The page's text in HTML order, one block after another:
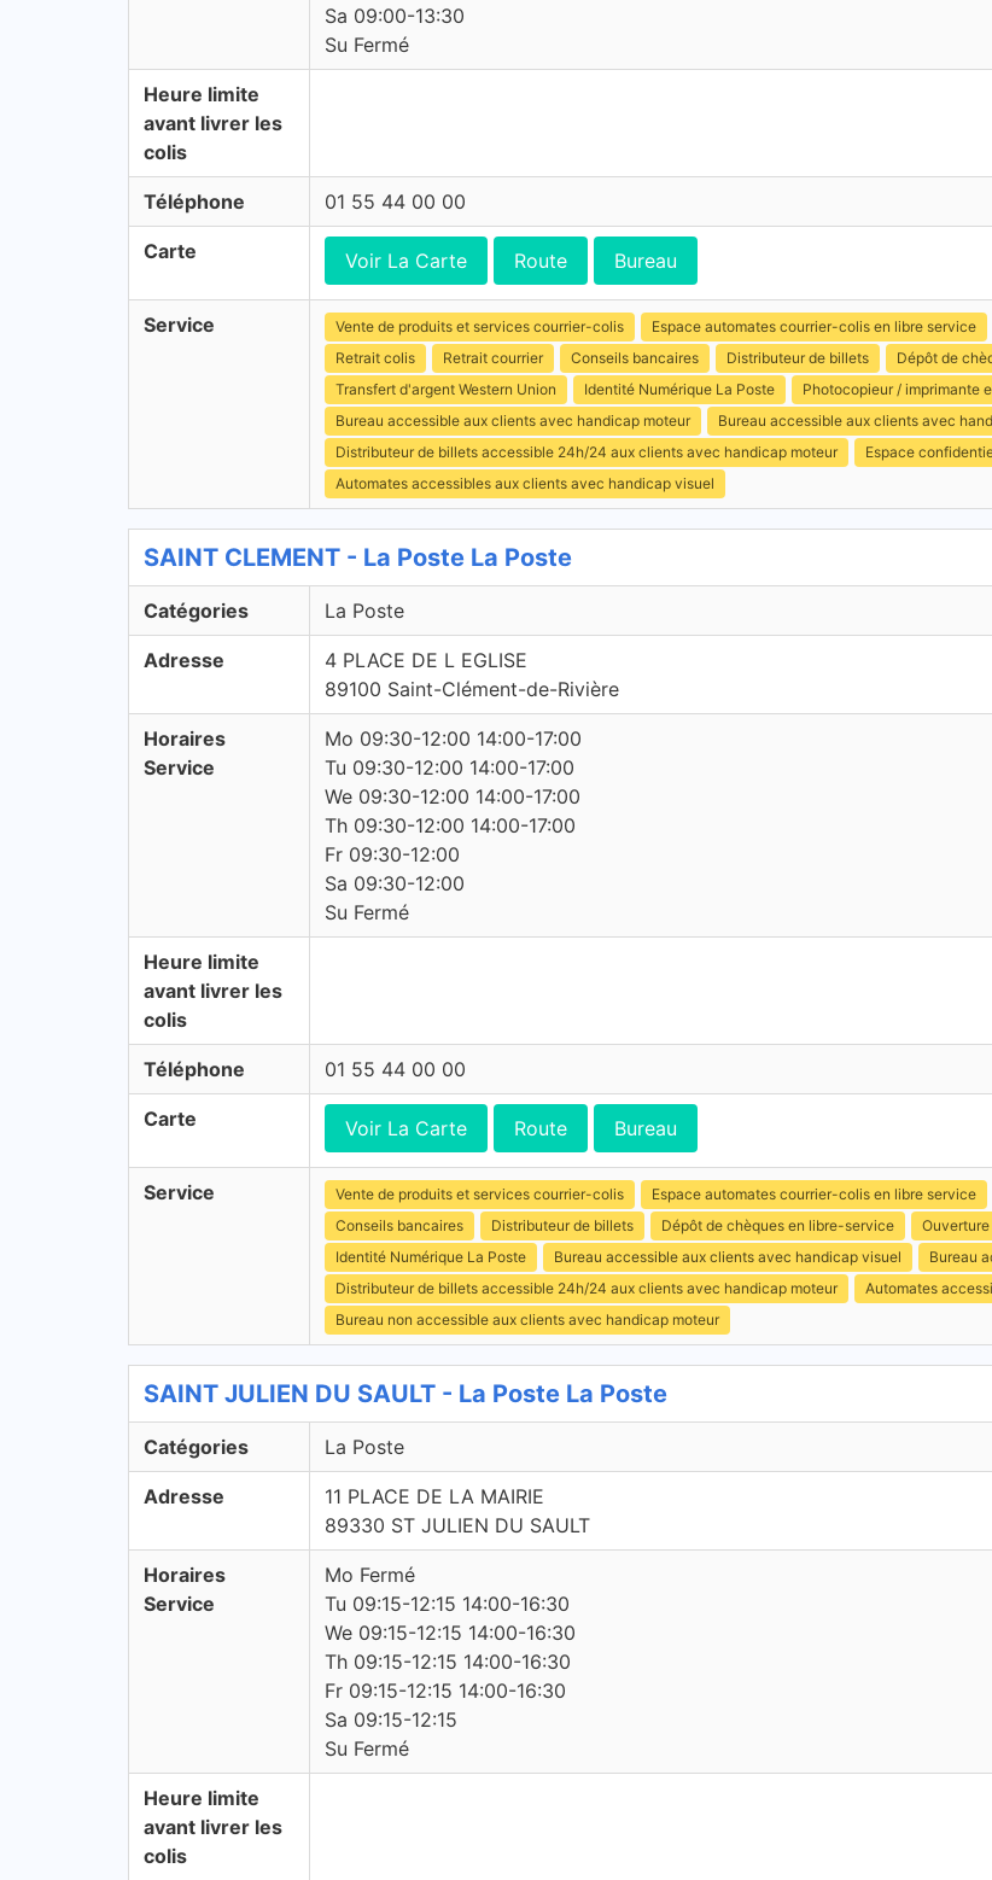
Sa 09:00-13:30
Su Fermé
Heure limite
avant livrer les
colis
Téléphone 01 55 44 00 00
Carte Voir La Carte Route Bureau
Service Vente de produits et services courrier-colis Espace automates courrier-colis en libre service
Retrait colis
Retrait courrier Conseils bancaires Distributeur de billets Dépôt de
Transfert d'argent Western Union
Identité Numérique La Poste
Photocopieur / imprimante
Bureau accessible aux clients avec handicap moteur
Bureau accessible aux clients avec
Distributeur de billets accessible 24h/24 aux clients avec handicap moteur
Espace
Automates accessibles aux clients avec handicap visuel
SAINT CLEMENT - La Poste La Poste
Catégories La Poste
Adresse
4 PLACE DE L EGLISE
89100 Saint-Clément-de-Rivière
Horaires
Service
Mo 09:30-12:00 14:00-17:00
Tu 09:30-12:00 14:00-17:00
We 09:30-12:00 14:00-17:00
Th 09:30-12:00 14:00-17:00
Fr 09:30-12:00
Sa 09:30-12:00
Su Fermé
Heure limite
avant livrer les
colis
Téléphone 01 55 44 00 00
Carte Voir La Carte Route Bureau
Service Vente de produits et services courrier-colis Espace automates courrier-colis en libre service
Conseils bancaires
Distributeur de billets Dépôt de chèques en libre-service
Identité Numérique La Poste
Bureau accessible aux clients avec handicap visuel
Bureau
Distributeur de billets accessible 24h/24 aux clients avec handicap moteur
Automates
Bureau non accessible aux clients avec handicap moteur
SAINT JULIEN DU SAULT - La Poste La Poste
Catégories La Poste
Adresse
11 PLACE DE LA MAIRIE
89330 ST JULIEN DU SAULT
Horaires
Service
Mo Fermé
Tu 09:15-12:15 14:00-16:30
We 09:15-12:15 14:00-16:30
Th 09:15-12:15 14:00-16:30
Fr 09:15-12:15 14:00-16:30
Sa 09:15-12:15
Su Fermé
Heure limite
avant livrer les
colis